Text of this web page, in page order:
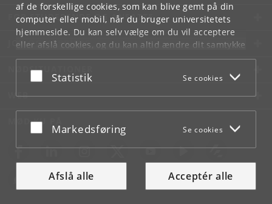
af de forskellige cookies, som kan blive gemt på din
computer eller mobil, når du bruger universitetets
hjemmeside. Du kan selv vælge om du vil acceptere
eller afslå cookies, og du kan altid ændre dit samtykke
underCookie- og privatlivspolitiksom du finder i
bunden af hver side.
Acceptér eller afslå
Statistik Se cookies
Acceptér eller afslå
Markedsføring Se cookies
Afslå alle Acceptér alle
FOR STUDERENDE OG ANSATTE
JOB OG KARRIERE
NØDSITUATIONER
WEB
MØD KU PÅ